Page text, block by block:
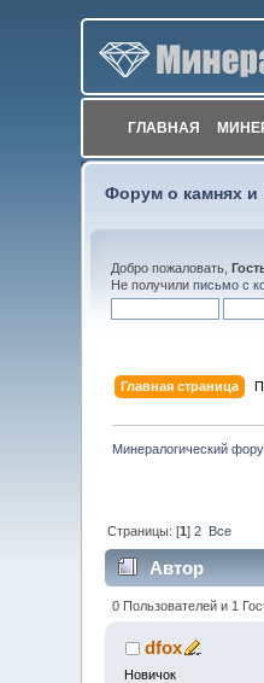
ГЛАВНАЯ
Форум о камнях и
Добро пожаловать,
Не получилиписьмо с
Главная страница
Минералогический
Страницы: [1]2 Все
Автор
0 Пользователей и 1
dfox
Новичок